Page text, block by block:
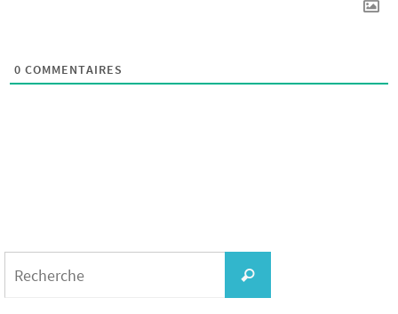
0 COMMENTAIRES
Recherche